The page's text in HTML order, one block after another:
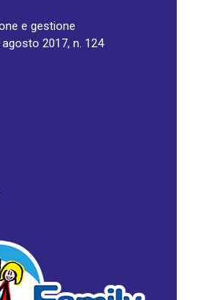
e gestione
2017, n. 124